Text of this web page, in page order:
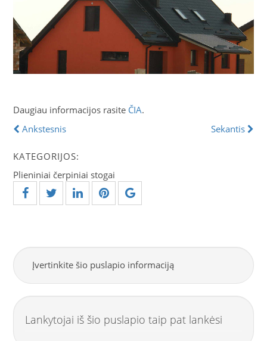
Daugiau informacijos rasite ČIA.
Ankstesnis
Sekantis
KATEGORIJOS:
Plieniniai čerpiniai stogai
Įvertinkite šio puslapio informaciją
Lankytojai iš šio puslapio taip pat lankėsi